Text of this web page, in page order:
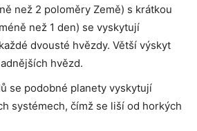
než 2 poloměry Země) s krátkou
než 1 den) se vyskytují
dvousté hvězdy. Větší výskyt
hvězd.
se podobné planety vyskytují
systémech, čímž se liší od horkých